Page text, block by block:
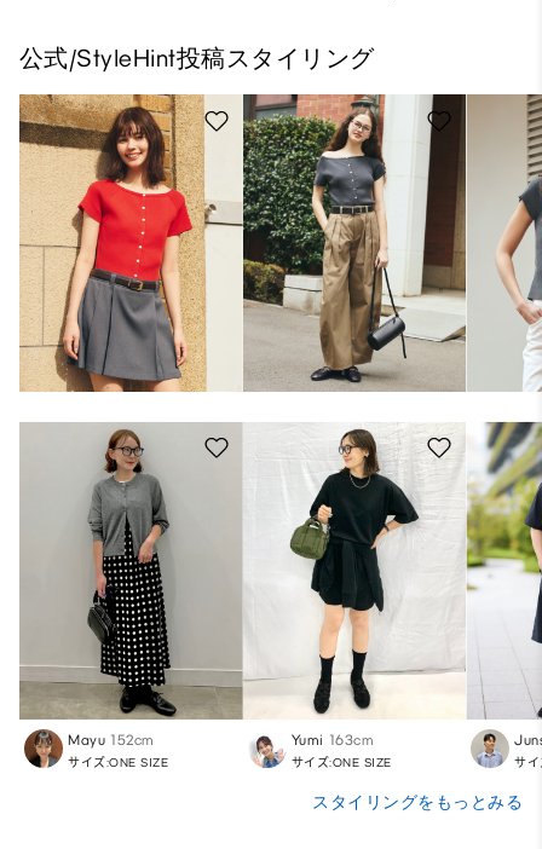
公式/StyleHint投稿スタイリング
Mayu 152cm
サイズ:ONE SIZE
Yumi 163cm
サイズ:ONE SIZE サ
スタイリングをもっとみる